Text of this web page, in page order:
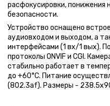
расфокусировки, понижения
безопасности.
Устройство оснащено
аудиовходом и выходом, а
интерфейсами (1 вх/1 вых).
протоколы ONVIF и CGI.
стабильно работает в
до +60°C. Питание
(802.3af). Размеры -